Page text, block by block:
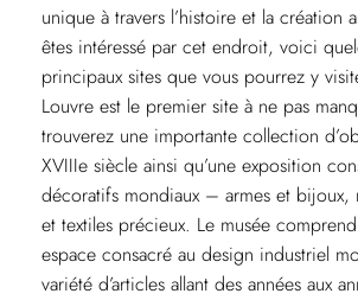
unique à travers l’histoire et la création
êtes intéressé par cet endroit, voici
principaux sites que vous pourrez y
Louvre est le premier site à ne pas
trouverez une importante collection
XVIIIe siècle ainsi qu’une exposition
décoratifs mondiaux – armes et bijoux,
et textiles précieux. Le musée
espace consacré au design industriel
variété d’articles allant des années aux